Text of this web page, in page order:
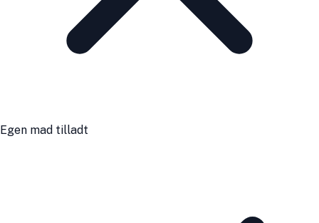
Egen mad tilladt